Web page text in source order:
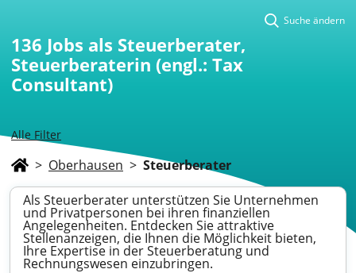
Alle Filter
Suche ändern
136 Jobs als Steuerberater,
Steuerberaterin (engl.: Tax
Consultant)
> Oberhausen > Steuerberater
Als Steuerberater unterstützen Sie Unternehmen
und Privatpersonen bei ihren finanziellen
Angelegenheiten. Entdecken Sie attraktive
Stellenanzeigen, die Ihnen die Möglichkeit bieten,
Ihre Expertise in der Steuerberatung und
Rechnungswesen einzubringen.